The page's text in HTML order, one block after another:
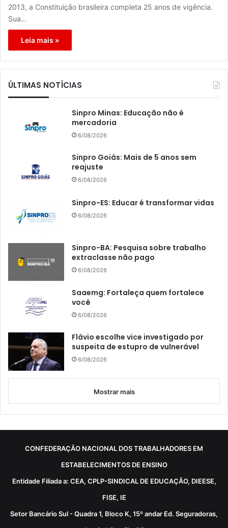
2013, a Constituição brasileira completa 25 anos de vigência.
Sua…
Leia mais »
ÚLTIMAS NOTÍCIAS
Sinpro Minas: Educação não é
mercadoria
6/08/2026
Sinpro Goiás: Mais de 5 anos sem
reajuste
6/08/2026
Sinpro-ES: Educar é transformar vidas
6/08/2026
Sinpro-BA: Pesquisa sobre trabalho
extraclasse não pago
6/08/2026
Saaemg: Fortaleça quem fortalece
você
6/08/2026
Flávio escolhe vice investigado por
suspeita de estupro de vulnerável
6/08/2026
Mostrar mais
CONFEDERAÇÃO NACIONAL DOS TRABALHADORES EM
ESTABELECIMENTOS DE ENSINO
Entidade Filiada a: CEA, CPLP-SINDICAL DE EDUCAÇÃO, DIEESE,
FISE, IE
Setor Bancário Sul - Quadra 1, Bloco K, 15º andar Ed. Seguradoras,